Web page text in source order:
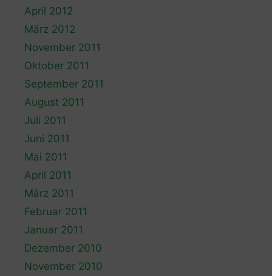
April 2012
März 2012
November 2011
Oktober 2011
September 2011
August 2011
Juli 2011
Juni 2011
Mai 2011
April 2011
März 2011
Februar 2011
Januar 2011
Dezember 2010
November 2010